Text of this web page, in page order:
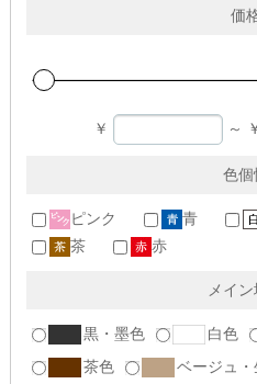
価
￥ ～
色個
ピンク 青
茶
赤
メイ
黒・墨色 白色
茶色
ベージュ・